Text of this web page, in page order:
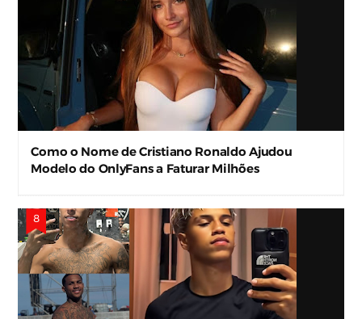
Como o Nome de Cristiano Ronaldo Ajudou
Modelo do OnlyFans a Faturar Milhões